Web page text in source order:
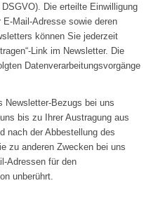
Die erteilte Einwilligung
Mail-Adresse sowie deren
können Sie jederzeit
Link im Newsletter. Die
Datenverarbeitungsvorgänge
Newsletter-Bezugs bei uns
bis zu Ihrer Austragung aus
nach der Abbestellung des
zu anderen Zwecken bei uns
Adressen für den
unberührt.